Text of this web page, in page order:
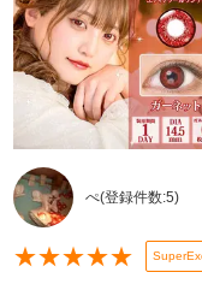
ぺ(登録件数:5)
★★★★★